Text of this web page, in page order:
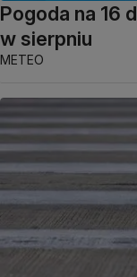
Pogoda na 16
w sierpniu
METEO